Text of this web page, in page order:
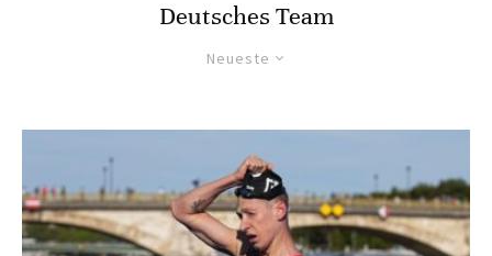
Deutsches Team
Neueste